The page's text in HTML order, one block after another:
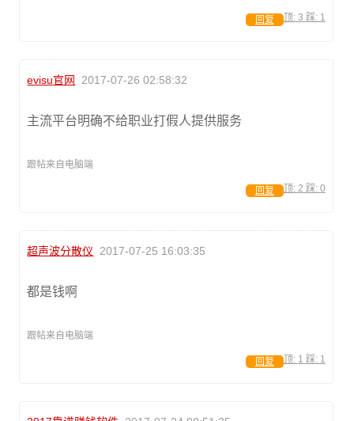
顶: 3 踩: 1
回复
evisu官网 2017-07-26 02:58:32
主流平台明确不给职业打假人提供服务
跟帖来自电脑端
顶: 2 踩: 0
回复
超声波分散仪 2017-07-25 16:03:35
都是钱啊
跟帖来自电脑端
顶: 1 踩: 1
回复